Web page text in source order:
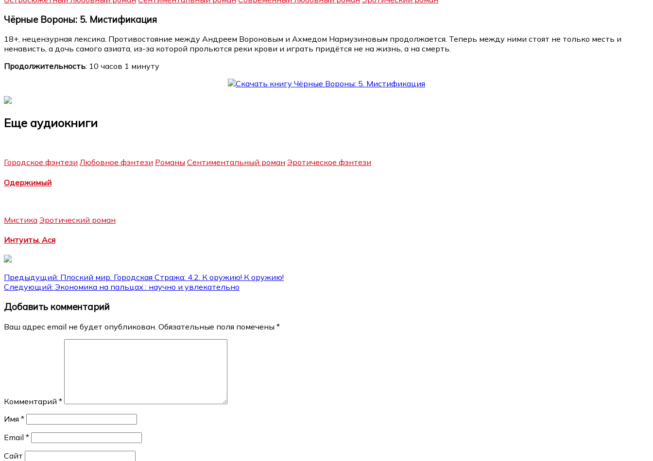
Чёрные Вороны: 5. Мистификация
18+, нецензурная лексика. Противостояние между Андреем Вороновым и Ахмедом Нармузиновым продолжается. Теперь между ними стоят не только месть и
ненависть, а дочь самого азиата, из-за которой прольются реки крови и играть придётся не на жизнь, а на смерть.
Продолжительность: 10 часов 1 минуту
Еще аудиокниги
Городское фэнтези Любовное фэнтези Романы Сентиментальный роман Эротическое фэнтези
Одержимый
Мистика Эротический роман
Интуиты. Ася
Навигация
по
записям
Предыдущий: Плоский мир. Городская Стража: 4.2. К оружию! К оружию!
Следующий: Экономика на пальцах : научно и увлекательно
Добавить комментарий
Ваш адрес email не будет опубликован. Обязательные поля помечены *
Комментарий *
Имя *
Email *
Сайт